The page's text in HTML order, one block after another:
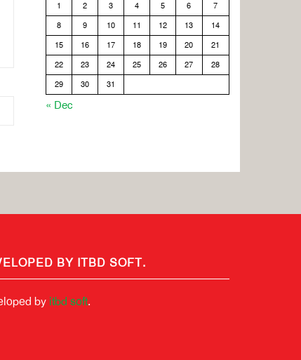
1 2 3 4 5 6
7
8
9 10 11 12 13
14
15
16 17 18 19 20
21
22
23 24 25 26 27
28
29
30 31
« Dec
BY ITBD SOFT.
by itbd soft.